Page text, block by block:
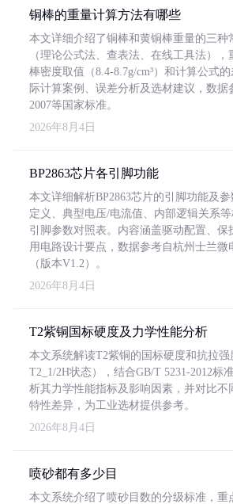
铜棒的重量计算方法有哪些
本文详细介绍了铜棒和黄铜棒重量的三种
（理论公式法、查表法、在线工具法），
棒密度取值（8.4-8.7g/cm³）和计算公式
际计算案例、误差分析及选材建议，数据
2007等国家标准。
2026年8月4日
BP2863芯片各引脚功能
本文详细解析BP2863芯片的引脚功能及
定义、典型电压/电流值、内部逻辑关系
引脚参数对照表。内容涵盖驱动配置、保
用电路设计要点，数据参考自杭州士兰微
（版本V1.2）。
2026年8月4日
T2紫铜国标硬度及力学性能分析
本文系统解读T2紫铜的国标硬度和抗拉强
T2_1/2H状态），结合GB/T 5231-2012标
析其力学性能指标及影响因素，并对比不
特性差异，为工业选材提供参考。
2026年8月4日
喷砂都有多少目
本文系统介绍了喷砂目数的分级标准，重